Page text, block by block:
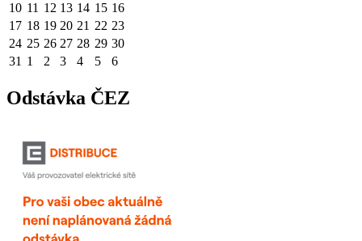
10 11 12 13 14 15 16
17 18 19 20 21 22 23
24 25 26 27 28 29 30
31 1 2 3 4 5 6
Odstávka ČEZ